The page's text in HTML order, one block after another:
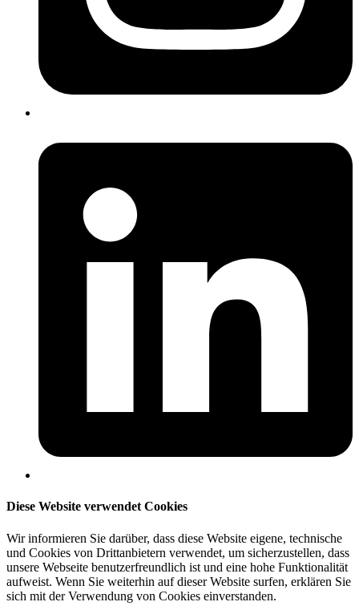
Diese Website verwendet Cookies
Wir informieren Sie darüber, dass diese Website eigene, technische
und Cookies von Drittanbietern verwendet, um sicherzustellen, dass
unsere Webseite benutzerfreundlich ist und eine hohe Funktionalität
aufweist. Wenn Sie weiterhin auf dieser Website surfen, erklären Sie
sich mit der Verwendung von Cookies einverstanden.